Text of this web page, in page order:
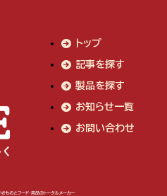
トップ
記事を探す
製品を探す
お知らせ一覧
お問い合わせ